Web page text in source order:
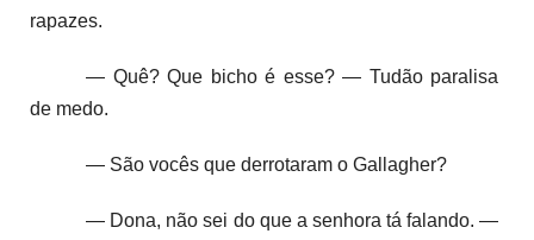
rapazes.
— Quê? Que bicho é esse? — Tudão paralisa
de medo.
— São vocês que derrotaram o Gallagher?
— Dona, não sei do que a senhora tá falando. —